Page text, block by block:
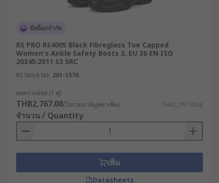
ปลอดภัยที่ต้องปฏิบัติตาม โดยเฉพาะในพื้นที่ที่มีความ
หรือการลื่นล้มจากพื้นผิวที่เปียกชื้น มาตรฐานด้าน
ความปลอดภัยที่ได้รับการยอมรับอย่างแพร่หลายที่สุด
สำหรับการป้องกันบริเวณนิ้วเท้าในรองเท้านิรภัย
สำหรับอุตสาหกรรม คือมาตรฐาน ASTM F2413 ของ
สหรัฐอเมริกา หรือ EN ISO 20345 ที่นับเป็นมาตรฐาน
สากล ซึ่งใช้เป็นตัวกำหนดเกณฑ์ประสิทธิภาพในการ
ต้านทานต่อแรงกระแทกและแรงบีบอัด
รุ่นที่นิยมใช้งานกันอย่างแพร่หลายในงานอุตสาหกรรม
คือ Steel Toe Safety Boots หรือรองเท้าบูทเซฟตี้หัว
ความเสียหายจากวัตถุหนักที่ตกกระแทกได้เป็นอย่างดี
RS คัดสรรรองเท้า Safety บูท จากแบรนด์ชั้นนำที่ผ่าน
มีสต็อกจำกัด
RS PRO RS4005 Black Fibreglass Toe Capped
Women's Ankle Safety Boots 3, EU 36 EN ISO
20345:2011 S3 SRC
RS Stock No. 201-1570
ยอดรวมย่อย (1 คู่)
THB2,767.08(ไม่รวมภาษีมูลค่าเพิ่ม) THB2,767.08/คู่
จำนวน / Quantity
เพิ่ม
Datasheets